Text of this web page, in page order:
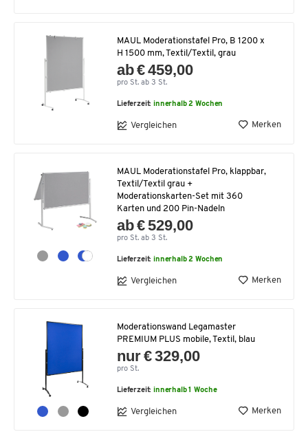
MAUL Moderationstafel Pro, B 1200 x
H 1500 mm, Textil/Textil, grau
ab € 459,00
pro St. ab 3 St.
Lieferzeit:innerhalb 2 Wochen
Vergleichen Merken
MAUL Moderationstafel Pro, klappbar,
Textil/Textil grau +
Moderationskarten-Set mit 360
Karten und 200 Pin-Nadeln
ab € 529,00
pro St. ab 3 St.
Lieferzeit:innerhalb 2 Wochen
Vergleichen Merken
Moderationswand Legamaster
PREMIUM PLUS mobile, Textil, blau
nur € 329,00
pro St.
Lieferzeit:innerhalb 1 Woche
Vergleichen Merken